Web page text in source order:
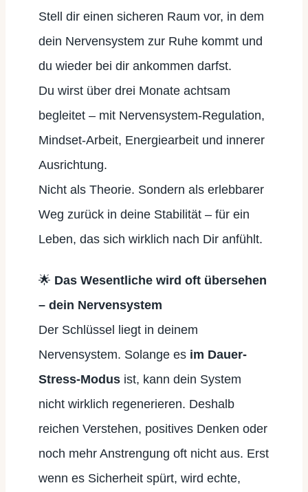
Stell dir einen sicheren Raum vor, in dem
dein Nervensystem zur Ruhe kommt und
du wieder bei dir ankommen darfst.
Du wirst über drei Monate achtsam
begleitet – mit Nervensystem-Regulation,
Mindset-Arbeit, Energiearbeit und innerer
Ausrichtung.
Nicht als Theorie. Sondern als erlebbarer
Weg zurück in deine Stabilität – für ein
Leben, das sich wirklich nach Dir anfühlt.
🌟 Das Wesentliche wird oft übersehen
– dein Nervensystem
Der Schlüssel liegt in deinem
Nervensystem. Solange es im Dauer-
Stress-Modus ist, kann dein System
nicht wirklich regenerieren. Deshalb
reichen Verstehen, positives Denken oder
noch mehr Anstrengung oft nicht aus. Erst
wenn es Sicherheit spürt, wird echte,